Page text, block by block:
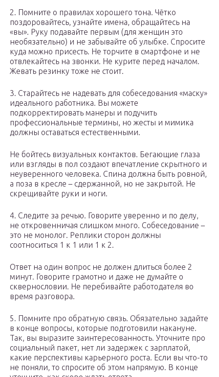
2. Помните о правилах хорошего тона. Чётко
поздоровайтесь, узнайте имена, обращайтесь на
«вы». Руку подавайте первым (для женщин это
необязательно) и не забывайте об улыбке. Спросите
куда можно присесть. Не торчите в смартфоне и не
отвлекайтесь на звонки. Не курите перед началом.
Жевать резинку тоже не стоит.
3. Старайтесь не надевать для собеседования «маску»
идеального работника. Вы можете
подкорректировать манеры и подучить
профессиональные термины, но жесты и мимика
должны оставаться естественными.
Не бойтесь визуальных контактов. Бегающие глаза
или взгляды в пол создают впечатление скрытного и
неуверенного человека. Спина должна быть ровной,
а поза в кресле – сдержанной, но не закрытой. Не
скрещивайте руки и ноги.
4. Следите за речью. Говорите уверенно и по делу,
не откровенничая слишком много. Собеседование –
это не монолог. Реплики сторон должны
соотноситься 1 к 1 или 1 к 2.
Ответ на один вопрос не должен длиться более 2
минут. Говорите грамотно и даже не думайте о
сквернословии. Не перебивайте работодателя во
время разговора.
5. Помните про обратную связь. Обязательно задайте
в конце вопросы, которые подготовили накануне.
Так, вы выразите заинтересованность. Уточните про
социальный пакет, нет ли задержек с зарплатой,
какие перспективы карьерного роста. Если вы что-то
не поняли, то спросите об этом напрямую. В конце